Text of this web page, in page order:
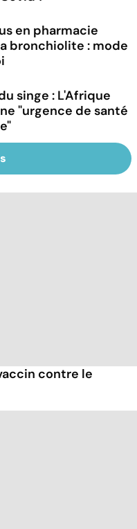
en pharmacie
bronchiolite : mode
singe : L'Afrique
"urgence de santé
contre le